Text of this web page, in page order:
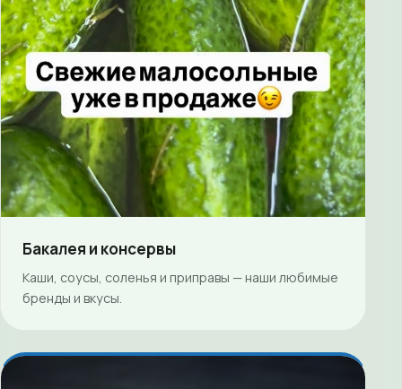
Бакалея и консервы
Каши, соусы, соленья и приправы — наши любимые
бренды и вкусы.